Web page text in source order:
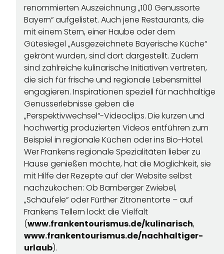
REGIONEN
ORTE
EVENTS
REISEFÜHRER
REISEMAGAZINE
THEMEN
renommierten Auszeichnung „100 Genussorte
Bayern“ aufgelistet. Auch jene Restaurants, die
mit einem Stern, einer Haube oder dem
Gütesiegel „Ausgezeichnete Bayerische Küche“
gekrönt wurden, sind dort dargestellt. Zudem
sind zahlreiche kulinarische Initiativen vertreten,
die sich für frische und regionale Lebensmittel
engagieren. Inspirationen speziell für nachhaltige
Genusserlebnisse geben die
„Perspektivwechsel“-Videoclips. Die kurzen und
hochwertig produzierten Videos entführen zum
Beispiel in regionale Küchen oder ins Bio-Hotel.
Wer Frankens regionale Spezialitäten lieber zu
Hause genießen möchte, hat die Möglichkeit, sie
mit Hilfe der Rezepte auf der Website selbst
nachzukochen: Ob Bamberger Zwiebel,
„Schäufele“ oder Fürther Zitronentorte – auf
Frankens Tellern lockt die Vielfalt
(www.frankentourismus.de/kulinarisch,
www.frankentourismus.de/nachhaltiger-
urlaub).